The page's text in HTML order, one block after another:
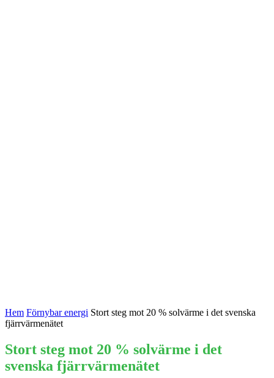
Hem Förnybar energi Stort steg mot 20 % solvärme i det svenska
fjärrvärmenätet
Stort steg mot 20 % solvärme i det
svenska fjärrvärmenätet